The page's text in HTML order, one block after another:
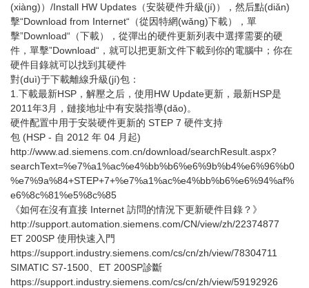
(xiàng)）/Install HW Updates（安裝硬件升級(jí)），然后點(diǎn)
擊“Download from Internet“（從因特網(wǎng)下載），單
擊”Download“（下載），從彈出的硬件更新列表中選擇需要的硬
件，單擊”Download“，就可以把更新文件下載到你的電腦中；你在
硬件目錄就可以找到其硬件
對(duì)于下載離線升級(jí)包：
1.下載最新HSP，解壓之后，使用HW Update更新，最新HSP是
2011年3月，鏈接地址中有安裝指導(dǎo)。
硬件配置中用于安裝硬件更新的 STEP 7 硬件支持
包 (HSP - 自 2012 年 04 月起)
http://www.ad.siemens.com.cn/download/searchResult.aspx?
searchText=%e7%a1%ac%e4%bb%b6%e6%9b%b4%e6%96%b0
%e7%9a%84+STEP+7+%e7%a1%ac%e4%bb%b6%e6%94%af%
e6%8c%81%e5%8c%85
《如何在沒有直接 Internet 訪問的情況下更新硬件目錄？》
http://support.automation.siemens.com/CN/view/zh/22374877
ET 200SP 使用快速入門
https://support.industry.siemens.com/cs/cn/zh/view/78304711
SIMATIC S7-1500、ET 200SP診斷
https://support.industry.siemens.com/cs/cn/zh/view/59192926